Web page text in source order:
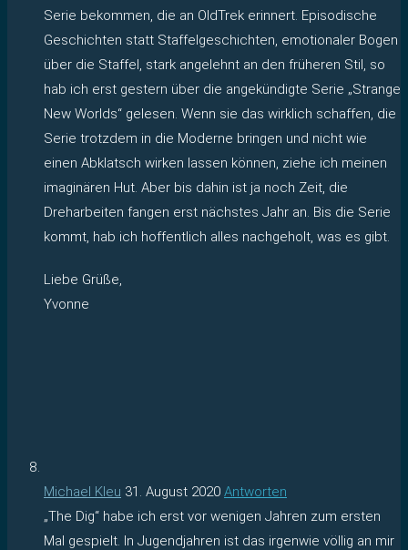
Serie bekommen, die an OldTrek erinnert. Episodische
Geschichten statt Staffelgeschichten, emotionaler Bogen
über die Staffel, stark angelehnt an den früheren Stil, so
hab ich erst gestern über die angekündigte Serie „Strange
New Worlds“ gelesen. Wenn sie das wirklich schaffen, die
Serie trotzdem in die Moderne bringen und nicht wie
einen Abklatsch wirken lassen können, ziehe ich meinen
imaginären Hut. Aber bis dahin ist ja noch Zeit, die
Dreharbeiten fangen erst nächstes Jahr an. Bis die Serie
kommt, hab ich hoffentlich alles nachgeholt, was es gibt.
Liebe Grüße,
Yvonne
Michael Kleu 31. August 2020 Antworten
„The Dig“ habe ich erst vor wenigen Jahren zum ersten
Mal gespielt. In Jugendjahren ist das irgenwie völlig an mir